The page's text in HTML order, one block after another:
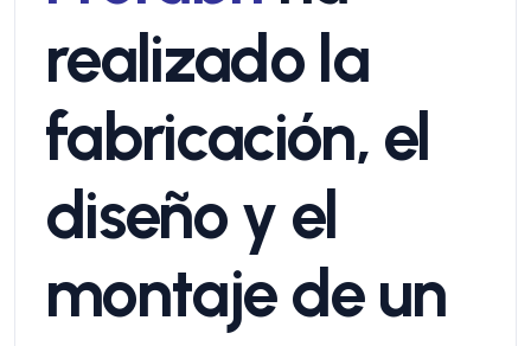
realizado la
fabricación, el
diseño y el
montaje de un